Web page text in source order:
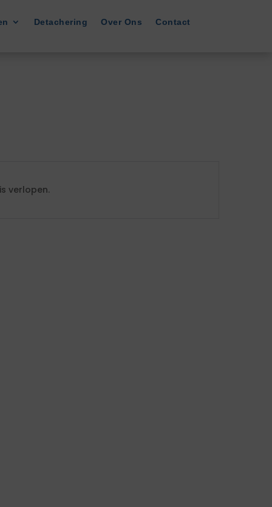
Detachering Over Ons Contact
verlopen.